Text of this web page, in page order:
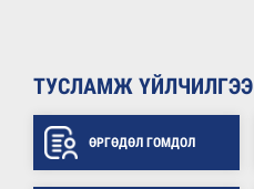
ТУСЛАМЖ ҮЙЛЧИЛГЭЭ
ӨРГӨДӨЛ ГОМДОЛ